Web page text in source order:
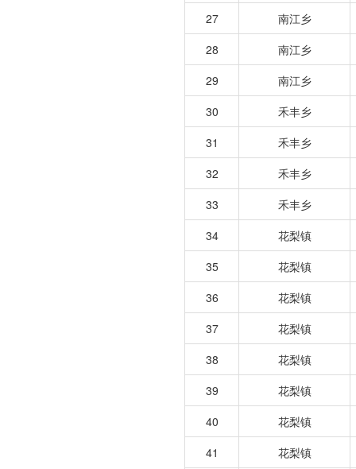
27
南江乡
28
南江乡
29
南江乡
30
禾丰乡
31
禾丰乡
32
禾丰乡
33
禾丰乡
34
花梨镇
35
花梨镇
36
花梨镇
37
花梨镇
38
花梨镇
39
花梨镇
40
花梨镇
41
花梨镇